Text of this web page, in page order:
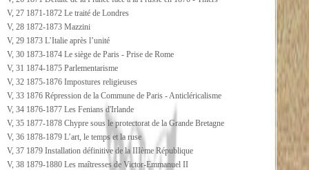
V, 27 1871-1872 Le traité de Londres
V, 28 1872-1873 Mazzini
V, 29 1873 L’Italie après l’unité
V, 30 1873-1874 Le siège de Paris - Prise de Rome
V, 31 1874-1875 Parlementarisme
V, 32 1875-1876 Impostures religieuses
V, 33 1876 Répression de la Commune de Paris - Anticléricalisme
V, 34 1876-1877 Les Fenians d'Irlande
V, 35 1877-1878 Chypre sous le protectorat de la Grande Bretagne
V, 36 1878-1879 L’art, le temps et la ruse
V, 37 1879 Installation définitive de la IIIème République
V, 38 1879-1880 Les maîtresses de Victor-Emmanuel II